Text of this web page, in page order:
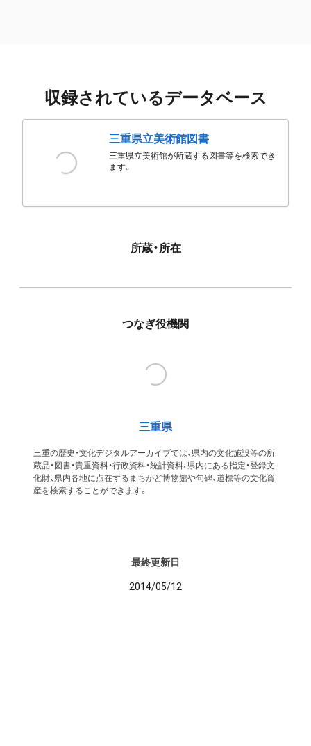
収録されているデータベース
三重県立美術館図書
三重県立美術館が所蔵する図書等を検索でき
ます。
所蔵・所在
つなぎ役機関
三重県
三重の歴史・文化デジタルアーカイブでは、県内の文化施設等の所
蔵品・図書・貴重資料・行政資料・統計資料、県内にある指定・登録文
化財、県内各地に点在するまちかど博物館や句碑、道標等の文化資
産を検索することができます。
最終更新日
2014/05/12